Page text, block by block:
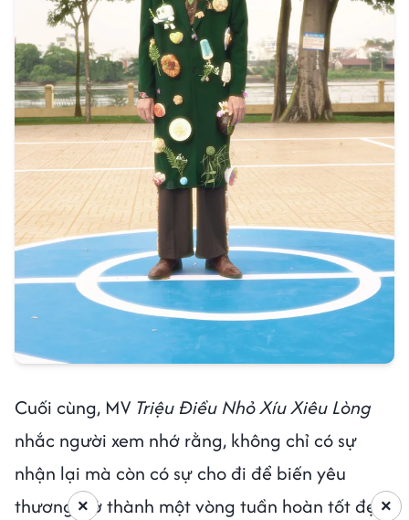
Cuối cùng, MV Triệu Điều Nhỏ Xíu Xiêu Lòng
nhắc người xem nhớ rằng, không chỉ có sự
nhận lại mà còn có sự cho đi để biến yêu
thương trở thành một vòng tuần hoàn tốt đẹp×
×